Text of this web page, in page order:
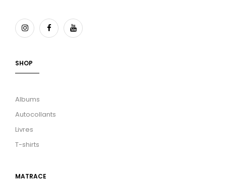
SHOP
Albums
Autocollants
Livres
T-shirts
MATRACE